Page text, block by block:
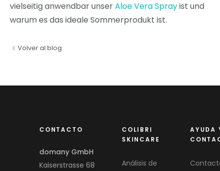
vielseitig anwendbar unserAloe Vera Sprayist und
warum es das ideale Sommerprodukt ist.
Volver al blog
CONTACTO
domany GmbH
Kaiserstrasse 68
COLIBRI
SKINCARE
Análisis de
AYUDA